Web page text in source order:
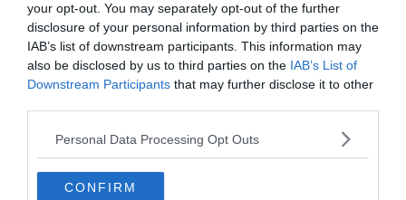
your opt-out. You may separately opt-out of the further
disclosure of your personal information by third parties on the
IAB’s list of downstream participants. This information may
also be disclosed by us to third parties on the IAB’s List of
Downstream Participants that may further disclose it to other
Personal Data Processing Opt Outs
CONFIRM